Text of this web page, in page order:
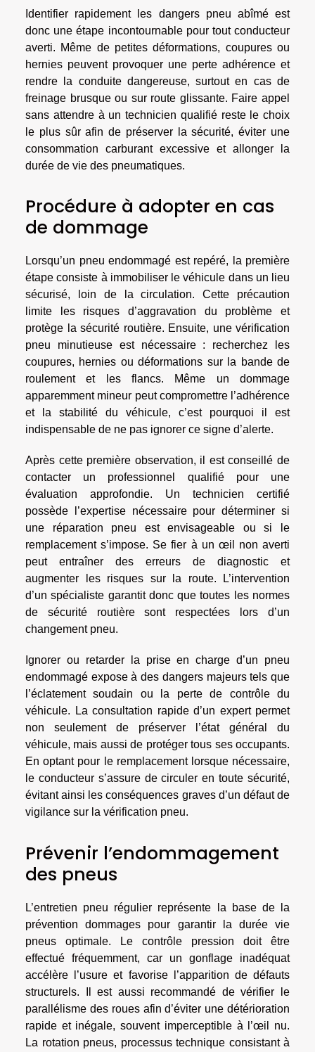
Identifier rapidement les dangers pneu abîmé est
donc une étape incontournable pour tout conducteur
averti. Même de petites déformations, coupures ou
hernies peuvent provoquer une perte adhérence et
rendre la conduite dangereuse, surtout en cas de
freinage brusque ou sur route glissante. Faire appel
sans attendre à un technicien qualifié reste le choix
le plus sûr afin de préserver la sécurité, éviter une
consommation carburant excessive et allonger la
durée de vie des pneumatiques.
Procédure à adopter en cas
de dommage
Lorsqu’un pneu endommagé est repéré, la première
étape consiste à immobiliser le véhicule dans un lieu
sécurisé, loin de la circulation. Cette précaution
limite les risques d’aggravation du problème et
protège la sécurité routière. Ensuite, une vérification
pneu minutieuse est nécessaire : recherchez les
coupures, hernies ou déformations sur la bande de
roulement et les flancs. Même un dommage
apparemment mineur peut compromettre l’adhérence
et la stabilité du véhicule, c’est pourquoi il est
indispensable de ne pas ignorer ce signe d’alerte.
Après cette première observation, il est conseillé de
contacter un professionnel qualifié pour une
évaluation approfondie. Un technicien certifié
possède l’expertise nécessaire pour déterminer si
une réparation pneu est envisageable ou si le
remplacement s’impose. Se fier à un œil non averti
peut entraîner des erreurs de diagnostic et
augmenter les risques sur la route. L’intervention
d’un spécialiste garantit donc que toutes les normes
de sécurité routière sont respectées lors d’un
changement pneu.
Ignorer ou retarder la prise en charge d’un pneu
endommagé expose à des dangers majeurs tels que
l’éclatement soudain ou la perte de contrôle du
véhicule. La consultation rapide d’un expert permet
non seulement de préserver l’état général du
véhicule, mais aussi de protéger tous ses occupants.
En optant pour le remplacement lorsque nécessaire,
le conducteur s’assure de circuler en toute sécurité,
évitant ainsi les conséquences graves d’un défaut de
vigilance sur la vérification pneu.
Prévenir l’endommagement
des pneus
L’entretien pneu régulier représente la base de la
prévention dommages pour garantir la durée vie
pneus optimale. Le contrôle pression doit être
effectué fréquemment, car un gonflage inadéquat
accélère l’usure et favorise l’apparition de défauts
structurels. Il est aussi recommandé de vérifier le
parallélisme des roues afin d’éviter une détérioration
rapide et inégale, souvent imperceptible à l’œil nu.
La rotation pneus, processus technique consistant à